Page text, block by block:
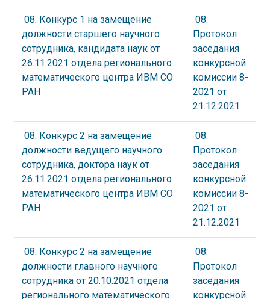
08. Конкурс 1 на замещение
должности старшего научного
сотрудника, кандидата наук от
26.11.2021 отдела регионального
математического центра ИВМ СО
РАН
08.
Протокол
заседания
конкурсной
комиссии 8-
2021 от
21.12.2021
08. Конкурс 2 на замещение
должности ведущего научного
сотрудника, доктора наук от
26.11.2021 отдела регионального
математического центра ИВМ СО
РАН
08.
Протокол
заседания
конкурсной
комиссии 8-
2021 от
21.12.2021
08. Конкурс 2 на замещение
должности главного научного
сотрудника от 20.10.2021 отдела
регионального математического
08.
Протокол
заседания
конкурсной